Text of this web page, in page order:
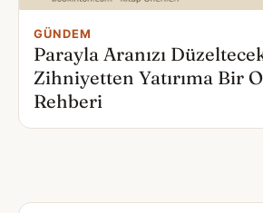
GÜNDEM
Parayla Aranızı
Zihniyetten Yatırıma Bir
Rehberi